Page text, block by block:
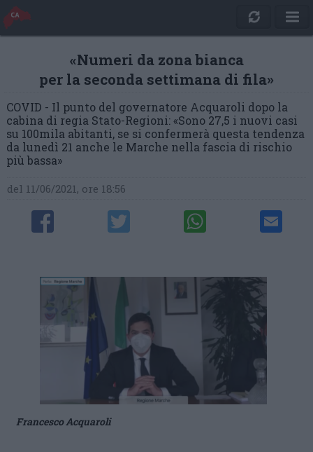
«Numeri da zona bianca
per la seconda settimana di fila»
COVID - Il punto del governatore Acquaroli dopo la
cabina di regia Stato-Regioni: «Sono 27,5 i nuovi casi
su 100mila abitanti, se si confermerà questa tendenza
da lunedì 21 anche le Marche nella fascia di rischio
più bassa»
del 11/06/2021, ore 18:56
Francesco Acquaroli